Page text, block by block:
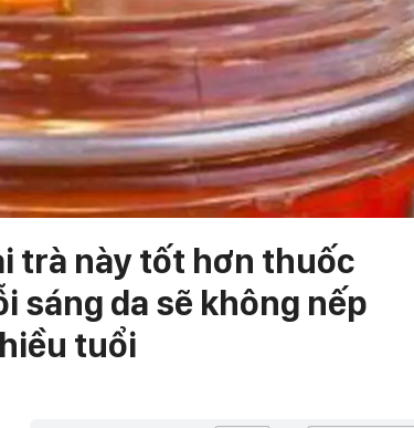
trà này tốt hơn thuốc
sáng da sẽ không nếp
tuổi